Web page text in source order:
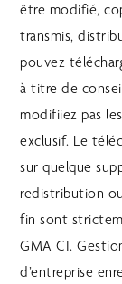
être modifié,
transmis,
pouvez
à titre de
modifiiez pas
exclusif. Le
sur quelque
redistribution
fin sont
GMA CI.
d’entreprise